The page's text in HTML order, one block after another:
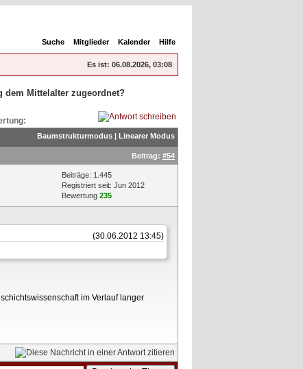
Suche Mitglieder Kalender Hilfe
Es ist: 06.08.2026, 03:08
dem Mittelalter zugeordnet?
Baumstrukturmodus | Linearer Modus
Beitrag: #54
Beiträge: 1.445
Registriert seit: Jun 2012
Bewertung 235
(30.06.2012 13:45)
im Verlauf langer